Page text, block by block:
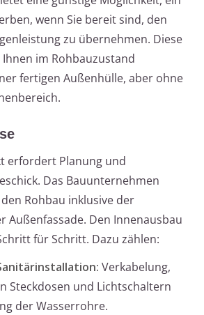
wenn Sie bereit sind, den
zu übernehmen. Diese
im Rohbauzustand
fertigen Außenhülle, aber ohne
erfordert Planung und
Das Bauunternehmen
Rohbau inklusive der
Außenfassade. Den Innenausbau
für Schritt. Dazu zählen:
Verkabelung,
Steckdosen und Lichtschaltern
der Wasserrohre.